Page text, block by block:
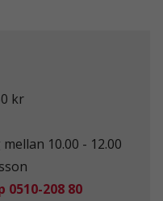
kr
10.00 - 12.00
0510-208 80